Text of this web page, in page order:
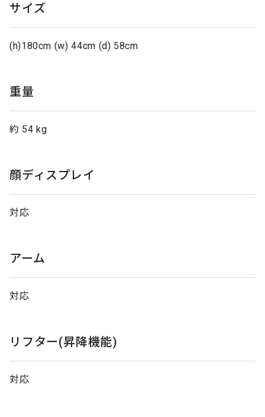
サイズ
(h)180cm (w) 44cm (d) 58cm
重量
約 54 kg
顔ディスプレイ
対応
アーム
対応
リフター(昇降機能)
対応